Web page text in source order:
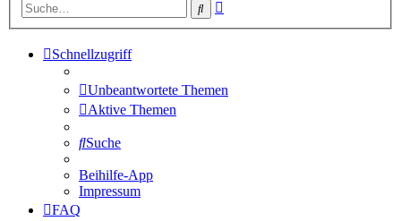
Suche
Schnellzugriff
Unbeantwortete Themen
Aktive Themen
Suche
Beihilfe-App
Impressum
FAQ